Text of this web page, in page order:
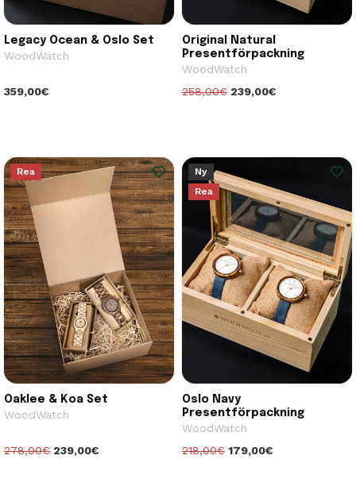
Legacy Ocean & Oslo Set
WoodWatch
359,00€
Original Natural
Presentförpackning
WoodWatch
258,00€ 239,00€
Rea
Oaklee & Koa Set
WoodWatch
278,00€ 239,00€
Ny
Rea
Oslo Navy
Presentförpackning
WoodWatch
218,00€ 179,00€